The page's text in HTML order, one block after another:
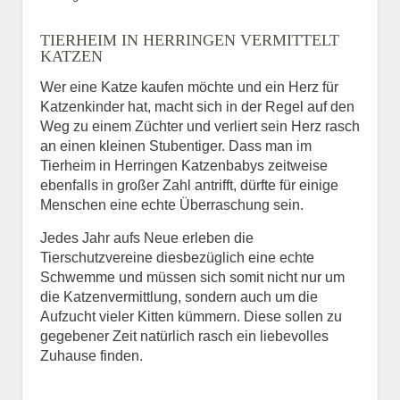
BILD HOCHLADEN
Vermisst seit
Ort des Verschwindens
TIERHEIM IN HERRINGEN VERMITTELT
KATZEN
Wer eine Katze kaufen möchte und ein Herz für
Katzenkinder hat, macht sich in der Regel auf den
Weg zu einem Züchter und verliert sein Herz rasch
an einen kleinen Stubentiger. Dass man im
Tierheim in Herringen Katzenbabys zeitweise
ebenfalls in großer Zahl antrifft, dürfte für einige
Menschen eine echte Überraschung sein.
Jedes Jahr aufs Neue erleben die
Tierschutzvereine diesbezüglich eine echte
Schwemme und müssen sich somit nicht nur um
die Katzenvermittlung, sondern auch um die
Aufzucht vieler Kitten kümmern. Diese sollen zu
gegebener Zeit natürlich rasch ein liebevolles
Zuhause finden.